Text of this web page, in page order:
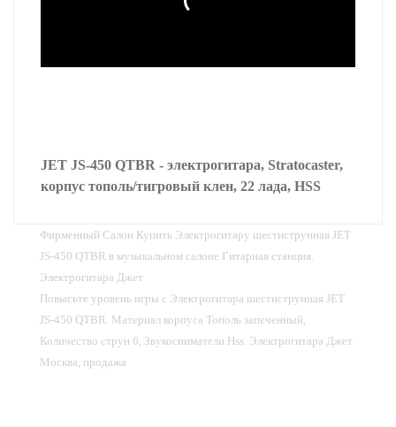
JET JS-450 QTBR - электрогитара, Stratocaster,
корпус тополь/тигровый клен, 22 лада, HSS
Фирменный Салон Купить Электрогитару шестиструнная JET
JS-450 QTBR в музыкальном салоне Гитарная станция.
Электрогитара Джет
Повысьте уровень игры с Электрогитара шестиструнная JET
JS-450 QTBR. Материал корпуса Тополь запеченный,
Количество струн 6, Звукосниматели Hss. Электрогитара Джет
Москва, продажа